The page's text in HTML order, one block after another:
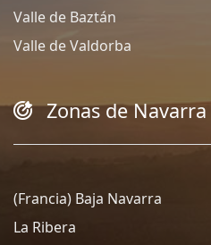
Valle de Baztán
Valle de Valdorba
Zonas de Navarra
(Francia) Baja Navarra
La Ribera